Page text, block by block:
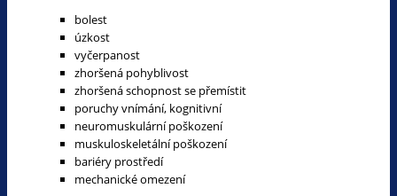
bolest
úzkost
vyčerpanost
zhoršená pohyblivost
zhoršená schopnost se přemístit
poruchy vnímání, kognitivní
neuromuskulární poškození
muskuloskeletální poškození
bariéry prostředí
mechanické omezení